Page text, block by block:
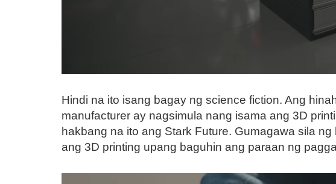
Hindi na ito isang bagay ng science fiction. Ang
manufacturer ay nagsimula nang isama ang 3D
hakbang na ito ang Stark Future. Gumagawa sila
ang 3D printing upang baguhin ang paraan ng